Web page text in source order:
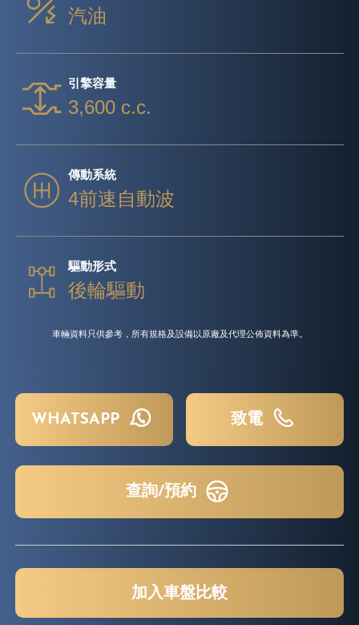
汽油
引擎容量
3,600 c.c.
傳動系統
4前速自動波
驅動形式
後輪驅動
車輛資料只供參考，所有規格及設備以原廠及代理公佈資料為準。
WHATSAPP 致電
查詢/預約
加入車盤比較